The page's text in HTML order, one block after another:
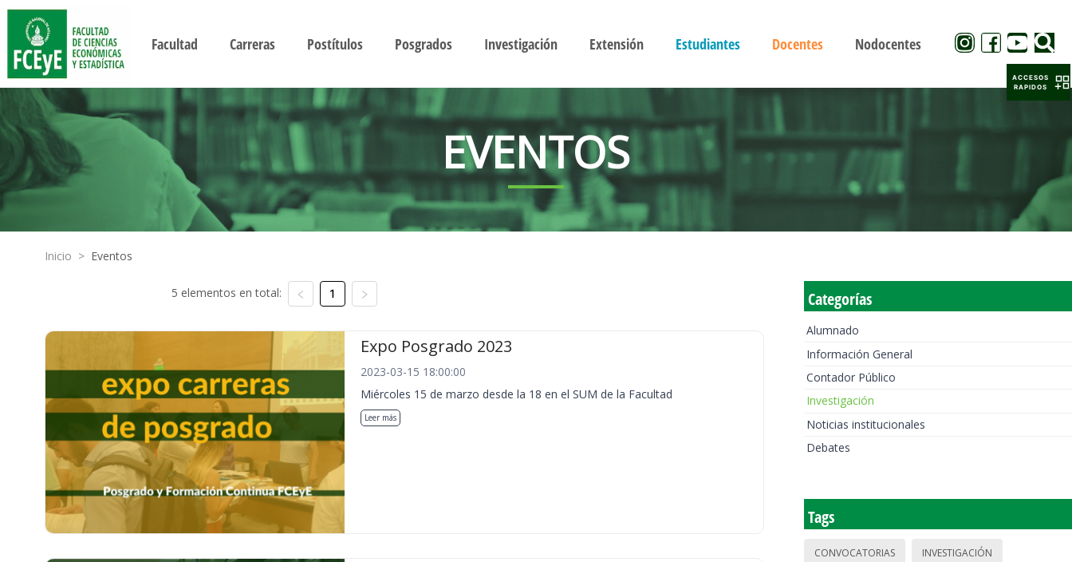
Facultad Carreras Postítulos Posgrados Investigación Extensión Estudiantes Docentes Nodocentes
EVENTOS
Inicio > Eventos
5 elementos en total: 1
Expo Posgrado 2023
2023-03-15 18:00:00
Miércoles 15 de marzo desde la 18 en el SUM de la Facultad
Leer más
Categorías
Alumnado
Información General
Contador Público
Investigación
Noticias institucionales
Debates
Tags
CONVOCATORIAS INVESTIGACIÓN
ACCESOS
RAPIDOS